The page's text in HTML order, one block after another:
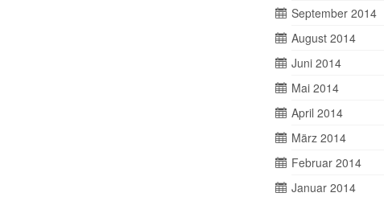
September 2014
August 2014
Juni 2014
Mai 2014
April 2014
März 2014
Februar 2014
Januar 2014